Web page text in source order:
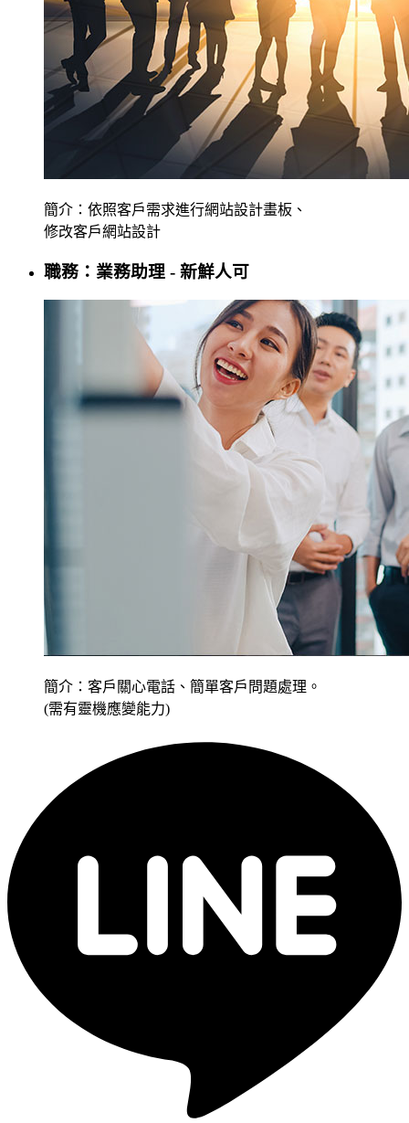
簡介：依照客戶需求進行網站設計畫板、
修改客戶網站設計
職務：業務助理 - 新鮮人可
簡介：客戶關心電話、簡單客戶問題處理。
(需有靈機應變能力)